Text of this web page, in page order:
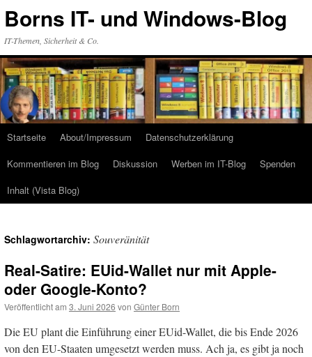
Inhalt
Borns IT- und Windows-Blog
IT-Themen, Sicherheit & Co.
Startseite About/Impressum
Datenschutzerklärung
Kommentieren im Blog
Diskussion Werben im IT-Blog
Spenden
Inhalt (Vista Blog)
Schlagwortarchiv: Souveränität
Real-Satire: EUid-Wallet nur mit Apple-
oder Google-Konto?
Veröffentlicht am 3. Juni 2026 von Günter Born
Die EU plant die Einführung einer EUid-Wallet, die bis Ende 2026
von den EU-Staaten umgesetzt werden muss. Ach ja, es gibt ja noch